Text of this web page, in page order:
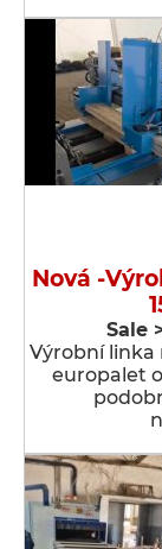
Nová -
Sale
Výrobní linka
europalet